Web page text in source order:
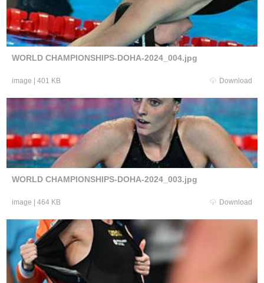
WORLD CHAMPIONSHIPS-DOHA-2024_004.jpg
image 401 KB Download
WORLD CHAMPIONSHIPS-DOHA-2024_003.jpg
image 464 KB Download